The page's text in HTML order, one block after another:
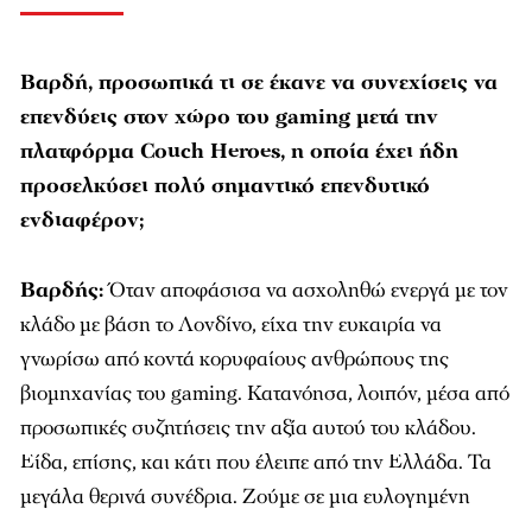
Βαρδή, προσωπικά τι σε έκανε να συνεχίσεις να
επενδύεις στον χώρο του gaming μετά την
πλατφόρμα Couch Heroes, η οποία έχει ήδη
προσελκύσει πολύ σημαντικό επενδυτικό
ενδιαφέρον;
Βαρδής:Όταν αποφάσισα να ασχοληθώ ενεργά με τον
κλάδο με βάση το Λονδίνο, είχα την ευκαιρία να
γνωρίσω από κοντά κορυφαίους ανθρώπους της
βιομηχανίας του gaming. Κατανόησα, λοιπόν, μέσα από
προσωπικές συζητήσεις την αξία αυτού του κλάδου.
Είδα, επίσης, και κάτι που έλειπε από την Ελλάδα. Τα
μεγάλα θερινά συνέδρια. Ζούμε σε μια ευλογημένη